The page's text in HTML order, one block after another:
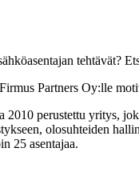
tehtävät?
Partners Oy:lle
2010 perustettu yritys,
olosuhteiden
25 asentajaa.